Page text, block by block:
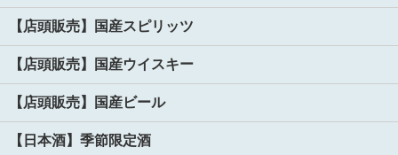
【店頭販売】国産スピリッツ
【店頭販売】国産ウイスキー
【店頭販売】国産ビール
【日本酒】季節限定酒